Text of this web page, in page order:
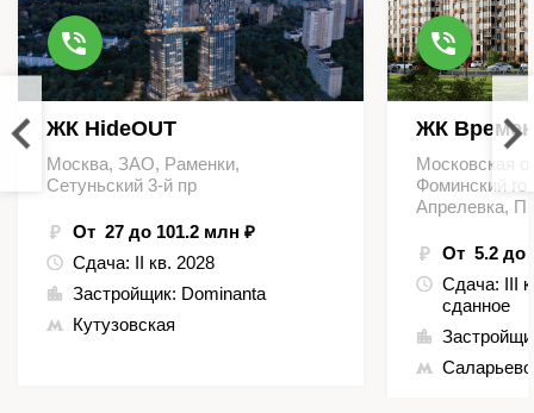
ЖК HideOUT
Москва, ЗАО, Раменки,
Сетуньский 3-й пр
От 27 до 101.2 млн ₽
Сдача: II кв. 2028
Застройщик: Dominanta
Кутузовская
ЖК
Московская
Фоминский
Апрелевка,
От 5.2 до
Сдача: III
сданное
Саларьево